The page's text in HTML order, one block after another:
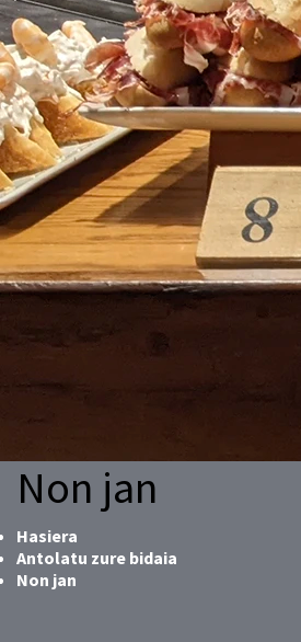
Non jan
Hasiera
Antolatu zure bidaia
Non jan